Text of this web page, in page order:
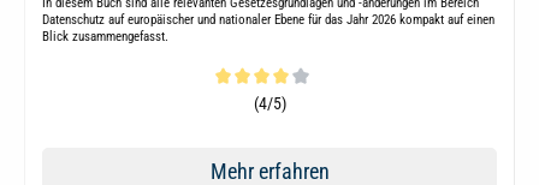
In diesem Buch sind alle relevanten Gesetzesgrundlagen und -änderungen im Bereich
Datenschutz auf europäischer und nationaler Ebene für das Jahr 2026 kompakt auf einen
Blick zusammengefasst.
Durchschnittliche Bewertung von 4 von 5 Sternen
(4/5)
Mehr erfahren